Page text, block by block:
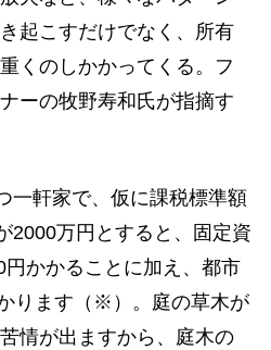
起こすだけでなく、所有
くのしかかってくる。フ
ーの牧野寿和氏が指摘す
一軒家で、仮に課税標準額
2000万円とすると、固定資
かかることに加え、都市
ります（※）。庭の草木が
情が出ますから、庭木の